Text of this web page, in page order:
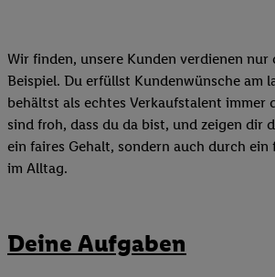
Wir finden, unsere Kunden verdienen nur
Beispiel. Du erfüllst Kundenwünsche am
behältst als echtes Verkaufstalent immer
sind froh, dass du da bist, und zeigen dir
ein faires Gehalt, sondern auch durch
im Alltag.
Deine Aufgaben